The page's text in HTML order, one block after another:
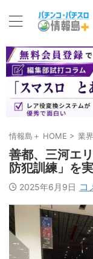
情報島＋ HOME > 業
善都、三河エ
防犯訓練」を
2025年6月9日 コ